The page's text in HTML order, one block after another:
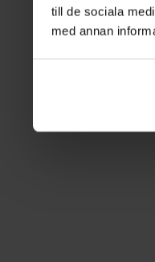
till de sociala
med annan